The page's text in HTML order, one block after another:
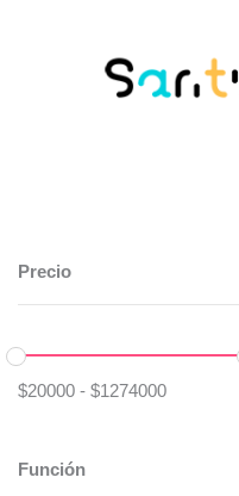
Precio
$20000 - $1274000
Función